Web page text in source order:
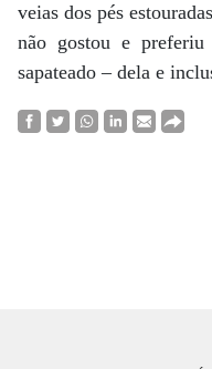
veias dos pés
não gostou e
sapateado – dela e